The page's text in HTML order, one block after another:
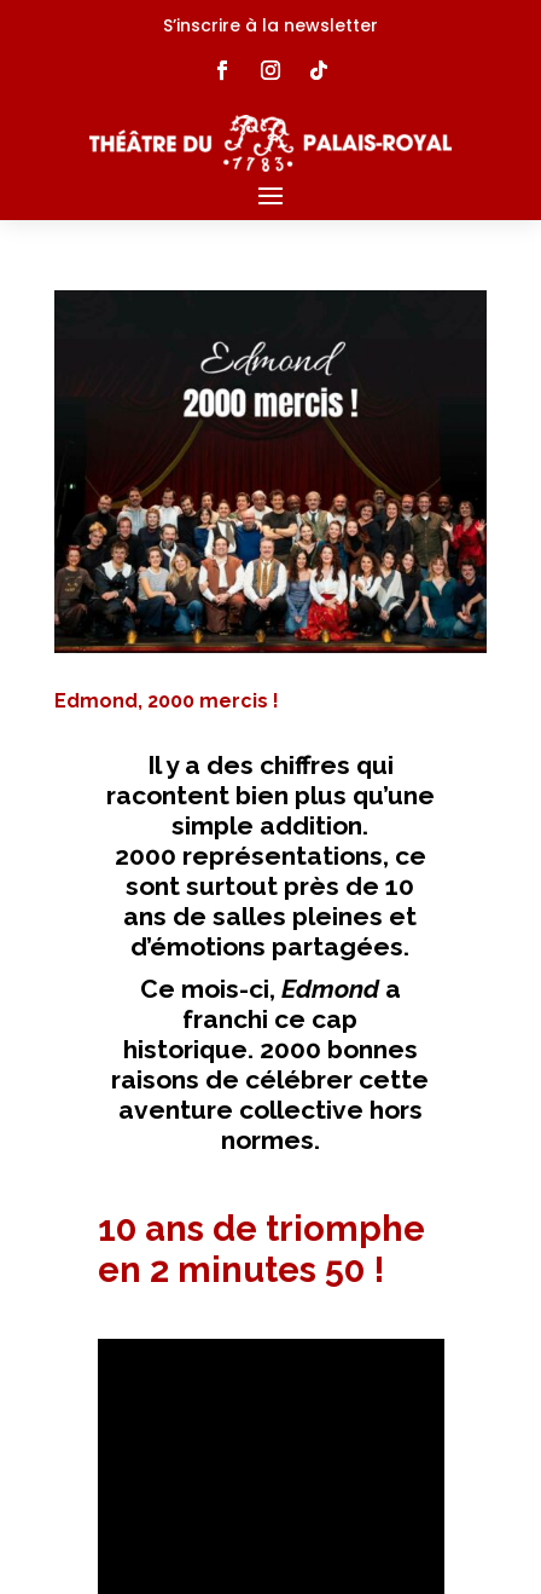
S’inscrire à la newsletter
Edmond, 2000 mercis !
Il y a des chiffres qui
racontent bien plus qu’une
simple addition.
2000 représentations, ce
sont surtout près de10
ans de salles pleines et
d’émotions partagées.
Ce mois-ci, Edmonda
franchi ce cap
historique. 2000 bonnes
raisons de célébrer cette
aventure collective hors
normes.
10 ans de triomphe
en 2 minutes 50 !